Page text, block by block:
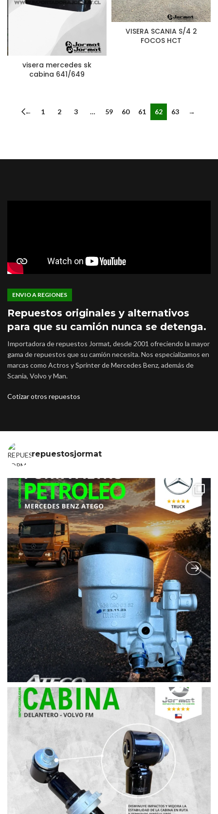
visera mercedes sk
cabina 641/649
VISERA SCANIA S/4 2
FOCOS HCT
← 1 2 3 … 59 60 61 62 63 →
ENVIO A REGIONES
Repuestos originales y alternativos
para que su camión nunca se detenga.
Importadora de repuestos Jormat, desde 2001 ofreciendo la mayor
gama de repuestos que su camión necesita. Nos especializamos en
marcas como Actros y Sprinter de Mercedes Benz, además de
Scania, Volvo y Man.
Cotizar otros repuestos
repuestosjormat